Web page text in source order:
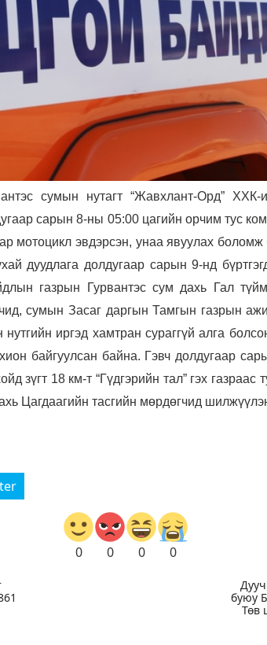
сумын нутагт “Жавхлант-Орд” ХХК-
сарын 8-ны 05:00 цагийн орчим тус
мотоцикл эвдэрсэн, унаа явуулах боломж
дуудлага долдугаар сарын 9-нд
газрын Гурвантэс сум дахь Гал
сумын Засаг даргын Тамгын газрын
иргэд хамтран сураггүй алга
байгуулсан байна. Гэвч долдугаар
зүгт 18 км-т “Гүдгэрийн тал” гэх газраас
Цагдаагийн тасгийн мөрдөгчид
0 0 0 0
буюу
Төв